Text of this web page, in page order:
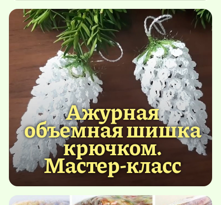
Ажурная
объемная шишка
крючком.
Мастер-класс